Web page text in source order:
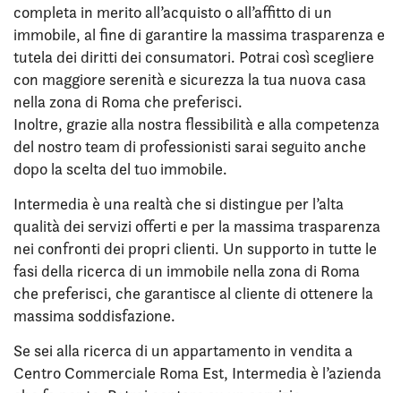
completa in merito all’acquisto o all’affitto di un
immobile, al fine di garantire la massima trasparenza e
tutela dei diritti dei consumatori. Potrai così scegliere
con maggiore serenità e sicurezza la tua nuova casa
nella zona di Roma che preferisci.
Inoltre, grazie alla nostra flessibilità e alla competenza
del nostro team di professionisti sarai seguito anche
dopo la scelta del tuo immobile.
Intermedia è una realtà che si distingue per l’alta
qualità dei servizi offerti e per la massima trasparenza
nei confronti dei propri clienti. Un supporto in tutte le
fasi della ricerca di un immobile nella zona di Roma
che preferisci, che garantisce al cliente di ottenere la
massima soddisfazione.
Se sei alla ricerca di un appartamento in vendita a
Centro Commerciale Roma Est, Intermedia è l’azienda